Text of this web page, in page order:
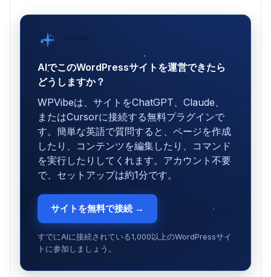
WPVibe
AIでこのWordPressサイトを運営できたら
どうしますか？
WPVibeは、サイトをChatGPT、Claude、
またはCursorに接続する無料プラグインで
す。簡単な英語で質問すると、ページを作成
したり、コンテンツを編集したり、コマンド
を実行したりしてくれます。アカウント不要
で、セットアップは約1分です。
サイトを無料で接続 →
すでにAIに接続されている1,000以上のWordPressサイ
トに参加しましょう。